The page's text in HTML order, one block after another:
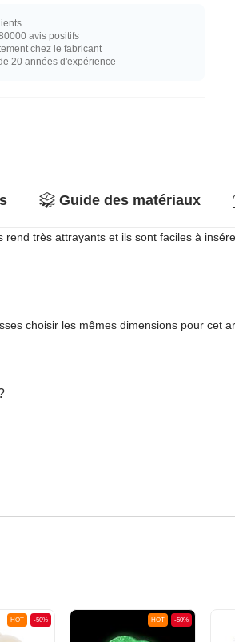
avis positifs
chez le fabricant
20 années d'expérience
Guide des matériaux
très attrayants et ils sont faciles à
choisir les mêmes dimensions pour cet
-50%
HOT -50%
HOT